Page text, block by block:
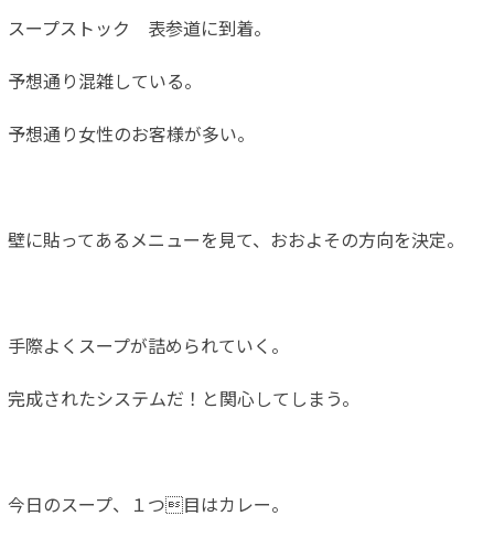
スープストック 表参道に到着。
予想通り混雑している。
予想通り女性のお客様が多い。
壁に貼ってあるメニューを見て、おおよその方向を決定。
手際よくスープが詰められていく。
完成されたシステムだ！と関心してしまう。
今日のスープ、１つ目はカレー。